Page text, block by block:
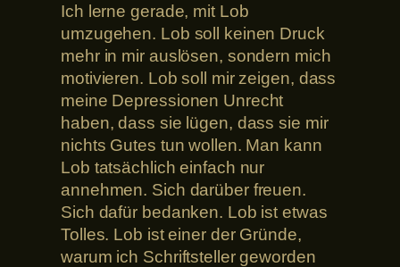
Ich lerne gerade, mit Lob
umzugehen. Lob soll keinen Druck
mehr in mir auslösen, sondern mich
motivieren. Lob soll mir zeigen, dass
meine Depressionen Unrecht
haben, dass sie lügen, dass sie mir
nichts Gutes tun wollen. Man kann
Lob tatsächlich einfach nur
annehmen. Sich darüber freuen.
Sich dafür bedanken. Lob ist etwas
Tolles. Lob ist einer der Gründe,
warum ich Schriftsteller geworden